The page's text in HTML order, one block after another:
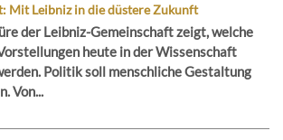
Mit Leibniz in die düstere Zukunft
der Leibniz-Gemeinschaft zeigt, welche
heute in der Wissenschaft
Politik soll menschliche Gestaltung
Von...